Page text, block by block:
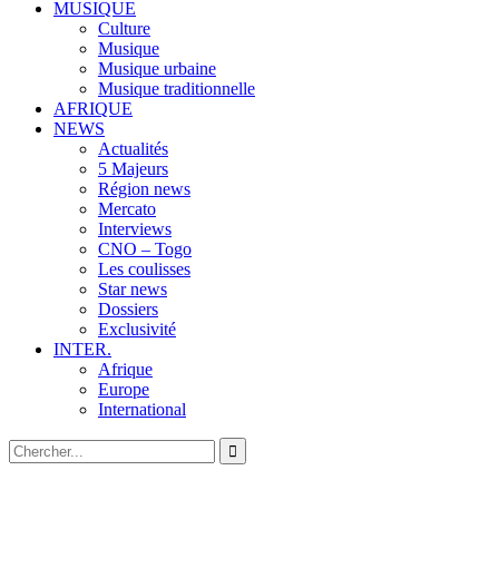
MUSIQUE
Culture
Musique
Musique urbaine
Musique traditionnelle
AFRIQUE
NEWS
Actualités
5 Majeurs
Région news
Mercato
Interviews
CNO – Togo
Les coulisses
Star news
Dossiers
Exclusivité
INTER.
Afrique
Europe
International